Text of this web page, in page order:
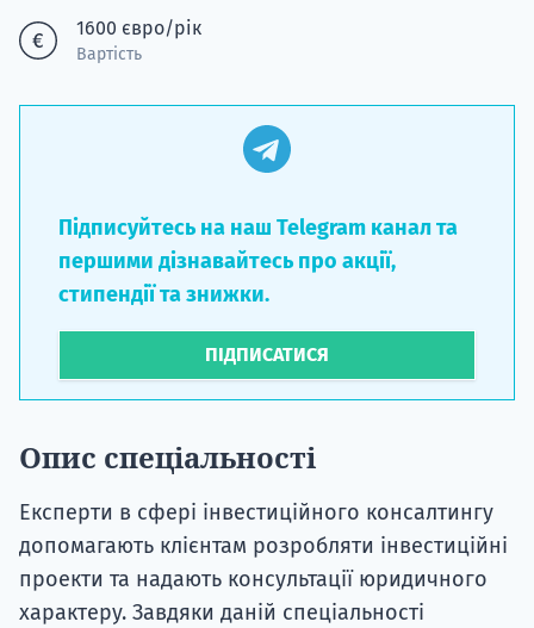
1600 євро/рік
Вартість
Підписуйтесь на наш Telegram канал та
першими дізнавайтесь про акції,
стипендії та знижки.
ПІДПИСАТИСЯ
Опис спеціальності
Експерти в сфері інвестиційного консалтингу
допомагають клієнтам розробляти інвестиційні
проекти та надають консультації юридичного
характеру. Завдяки даній спеціальності